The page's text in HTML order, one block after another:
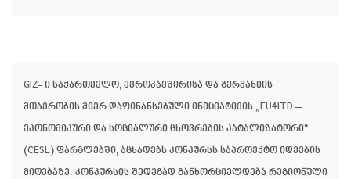
GIZ- ი საქართველო, ევროკავშირისა და გერმანიის
მთავრობის მიერ დაფინანსებული ინიციატივის „EU4ITD –
ეკონომიკური და სოციალური ცხოვრების კატალიზატორი“
(CESL) ფარგლებში, აცხადებს კონკურსს საპროექტო იდეების
მიღებაზე. კონკურსის შედეგად განხორციელდება რეგიონული